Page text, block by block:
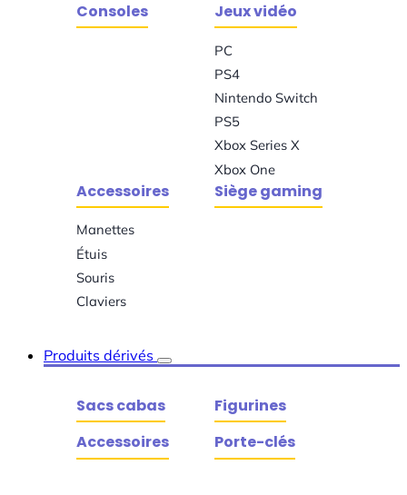
Consoles Jeux vidéo
PC
PS4
Nintendo Switch
PS5
Xbox Series X
Xbox One
Accessoires
Manettes
Étuis
Souris
Claviers
Siège gaming
Produits dérivés
Sacs cabas
Figurines
Accessoires
Porte-clés